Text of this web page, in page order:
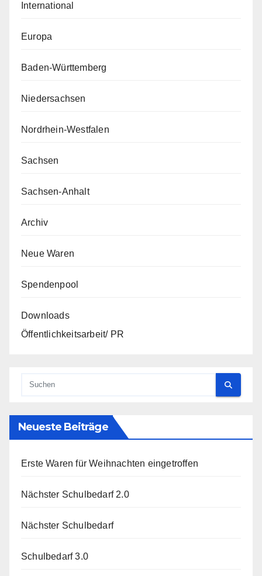
International
Europa
Baden-Württemberg
Niedersachsen
Nordrhein-Westfalen
Sachsen
Sachsen-Anhalt
Archiv
Neue Waren
Spendenpool
Downloads
Öffentlichkeitsarbeit/ PR
Neueste Beiträge
Erste Waren für Weihnachten eingetroffen
Nächster Schulbedarf 2.0
Nächster Schulbedarf
Schulbedarf 3.0